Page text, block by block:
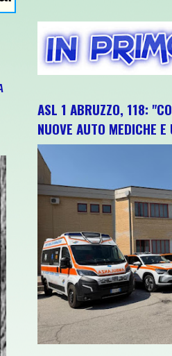
ASL 1 ABRUZZO, 118:
NUOVE AUTO MEDICHE E